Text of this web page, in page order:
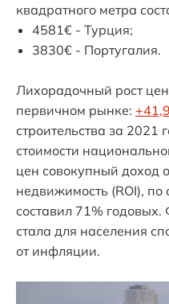
квадратного метра
4581€ - Турция;
3830€ - Португалия.
Лихорадочный рост
первичном рынке:
строительства за 2021
стоимости
цен совокупный доход
недвижимость (ROI),
составил 71%
стала для населения
от инфляции.